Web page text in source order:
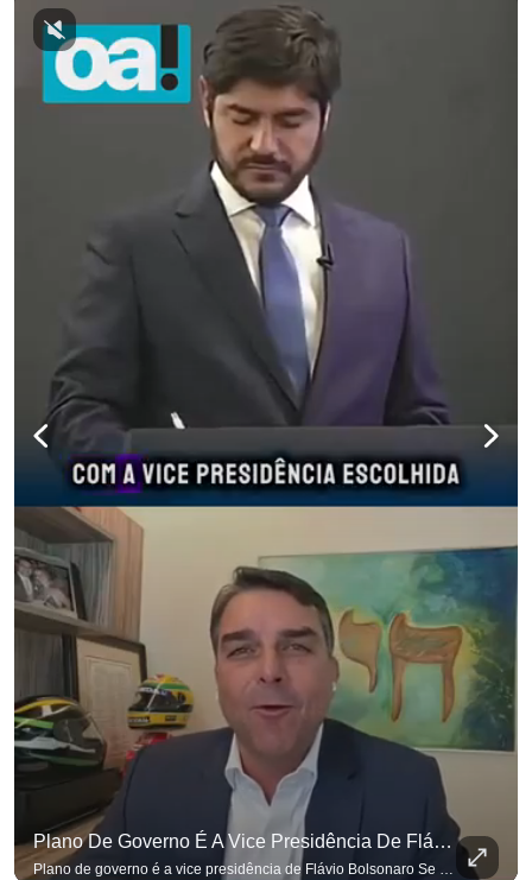
Plano De Governo É A Vice Presidência De Flávio Bolsonaro
Plano de governo é a vice presidência de Flávio Bolsonaro Se você busca informação com credibilidade, inscreva-se agora e ative o